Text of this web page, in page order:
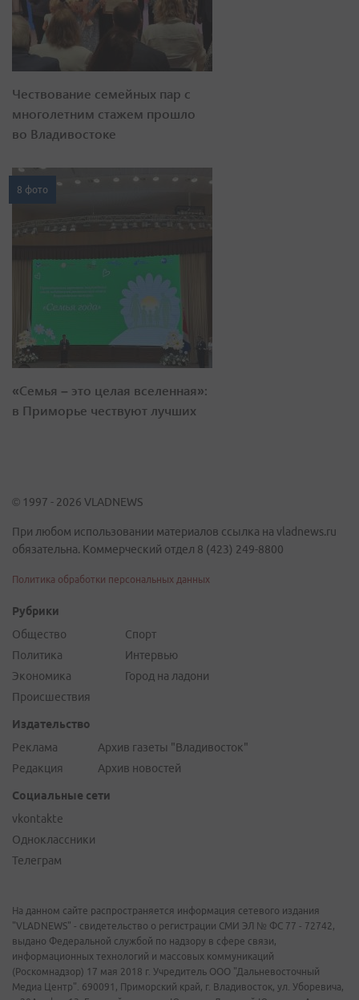
Чествование семейных пар с
многолетним стажем прошло
во Владивостоке
8 фото
«Семья – это целая вселенная»:
в Приморье чествуют лучших
© 1997 - 2026 VLADNEWS
При любом использовании материалов ссылка на vladnews.ru
обязательна. Коммерческий отдел 8 (423) 249-8800
Политика обработки персональных данных
Рубрики
Общество
Политика
Экономика
Происшествия
Спорт
Интервью
Город на ладони
Издательство
Реклама
Редакция
Архив газеты "Владивосток"
Архив новостей
Социальные сети
vkontakte
Одноклассники
Телеграм
На данном сайте распространяется информация сетевого издания
"VLADNEWS" - свидетельство о регистрации СМИ ЭЛ № ФС 77 - 72742,
выдано Федеральной службой по надзору в сфере связи,
информационных технологий и массовых коммуникаций
(Роскомнадзор) 17 мая 2018 г. Учредитель ООО "Дальневосточный
Медиа Центр". 690091, Приморский край, г. Владивосток, ул. Уборевича,